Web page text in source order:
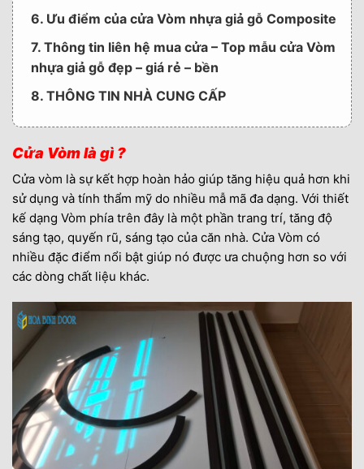
6. Ưu điểm của cửa Vòm nhựa giả gỗ Composite
7. Thông tin liên hệ mua cửa – Top mẫu cửa Vòm
nhựa giả gỗ đẹp – giá rẻ – bền
8. THÔNG TIN NHÀ CUNG CẤP
Cửa Vòm là gì ?
Cửa vòm là sự kết hợp hoàn hảo giúp tăng hiệu quả hơn khi
sử dụng và tính thẩm mỹ do nhiều mẫ mã đa dạng. Với thiết
kế dạng Vòm phía trên đây là một phần trang trí, tăng độ
sáng tạo, quyến rũ, sáng tạo của căn nhà. Cửa Vòm có
nhiều đặc điểm nổi bật giúp nó được ưa chuộng hơn so với
các dòng chất liệu khác.